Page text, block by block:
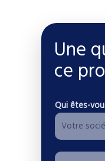
Une
ce
Qui êtes-
v
P